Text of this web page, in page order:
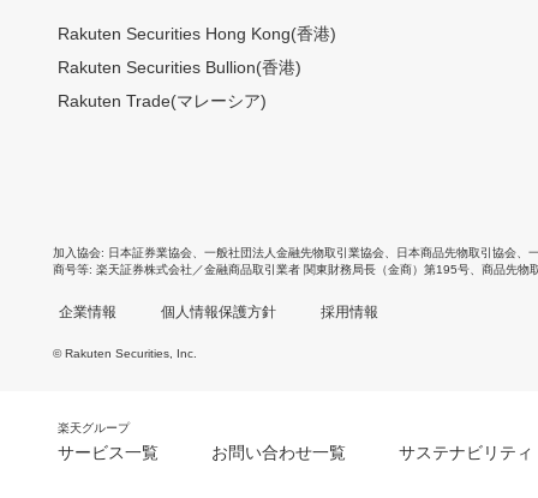
Rakuten Securities Hong Kong(香港)
Rakuten Securities Bullion(香港)
Rakuten Trade(マレーシア)
加入協会 日本証券業協会 一般社団法人金融先物取引業協会 日本商品先物取引協会
商号等 楽天証券株式会社／金融商品取引業者 関東財務局長（金商）第195号、商品先物
企業情報 個人情報保護方針 採用情報
© Rakuten Securities, Inc.
楽天グループ
サービス一覧 お問い合わせ一覧 サステナビリティ